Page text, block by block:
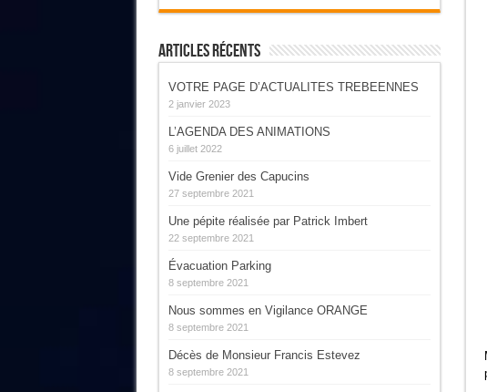
Articles Récents
VOTRE PAGE D’ACTUALITES TREBEENNES
2 janvier 2023
L’AGENDA DES ANIMATIONS
6 juillet 2022
Vide Grenier des Capucins
27 septembre 2021
Une pépite réalisée par Patrick Imbert
22 septembre 2021
Évacuation Parking
8 septembre 2021
Nous sommes en Vigilance ORANGE
8 septembre 2021
Décès de Monsieur Francis Estevez
8 septembre 2021